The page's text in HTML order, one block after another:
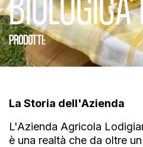
PRODOTTI:
La Storia dell'Azienda
L'Azienda Agricola
è una realtà che da oltre